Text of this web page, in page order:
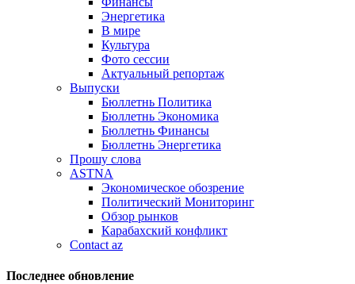
Энергетика
В мире
Культура
Фото сессии
Актуальный репортаж
Выпуски
Бюллетнь Политика
Бюллетнь Экономика
Бюллетнь Финансы
Бюллетнь Энергетика
Прошу слова
ASTNA
Экономическое обозрение
Политический Мониторинг
Обзор рынков
Карабахский конфликт
Contact az
Последнее обновление